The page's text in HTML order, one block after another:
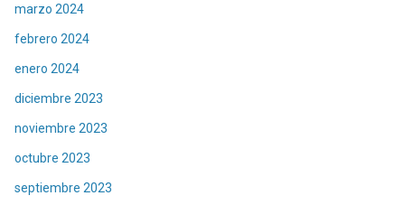
marzo 2024
febrero 2024
enero 2024
diciembre 2023
noviembre 2023
octubre 2023
septiembre 2023